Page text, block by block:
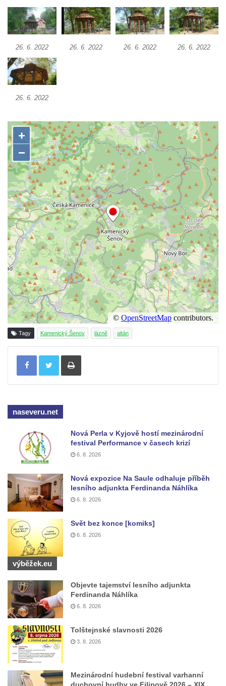
Rumburku
Dům čp. 103/8 na Lužickém náměstí v
Rumburku
Dům čp. 101/6 na Lužickém náměstí v
Rumburku
Rumburku
Dům čp. 99/4 na Lužickém náměstí v
Rumburku (tiskárna Heinricha Pfeifera)
Bývalý špitál v Teplé
Josef Meisel jun., tkalcovna a barevna u
Dolního Podluží
Mattoniho továrna v lázních Kyselka
Dům Stallburg v lázních Kyselka
Vilemínka (Vilemínin dvůr) v lázních
Kyselka
Švýcarský dvůr v lázních Kyselka
Jindřichův dvůr v lázních Kyselka
Altán v lázních Kyselka
Mattoniho vila v lázních Kyselka
Dům čp. 254 v Krásné Lípě (kavárna u
Wolfrumova vila v Ústí nad Labem
Hotel Vladimir v Ústí nad Labem
Budova Oblastního muzea v Ústí nad
Labem (bývalá Obecná a měšťanská škola)
Vodní elektrárna Spálov na řece Jizeře
Torzo střeleckého sloupu ve Chřibské
Budova ZŠ a MŠ Tadeáše Haenkeho
Chřibská čp. 280
Dům čp. 175 ve Chřibské
Dům čp. 30 ve Chřibské
Dům čp. 182 ve Chřibské
Dům čp. 10 ve Chřibské
Budova základní školy v Lužci nad Vltavou
Dům čp. 11 v Hrobčicích
Budova stáčírny Bílina-Kyselka
Rodný dům Josefa Hory v Dobříni
Královská mincovna v Jáchymově
Chudobinec Franze Preidla v České
Kamenici
26. 6. 2022 26. 6. 2022 26. 6. 2022 26. 6. 2022
26. 6. 2022
Tagy Kamenický Šenov lázně altán
Tisknout
naseveru.net
Nová Perla v Kyjově hostí mezinárodní
festival Performance v časech krizí
6. 8. 2026
Nová expozice Na Saule odhaluje příběh
lesního adjunkta Ferdinanda Náhlíka
6. 8. 2026
Svět bez konce [komiks]
6. 8. 2026
výběžek.eu
Objevte tajemství lesního adjunkta
Ferdinanda Náhlíka
6. 8. 2026
Tolštejnské slavnosti 2026
3. 8. 2026
Mezinárodní hudební festival varhanní